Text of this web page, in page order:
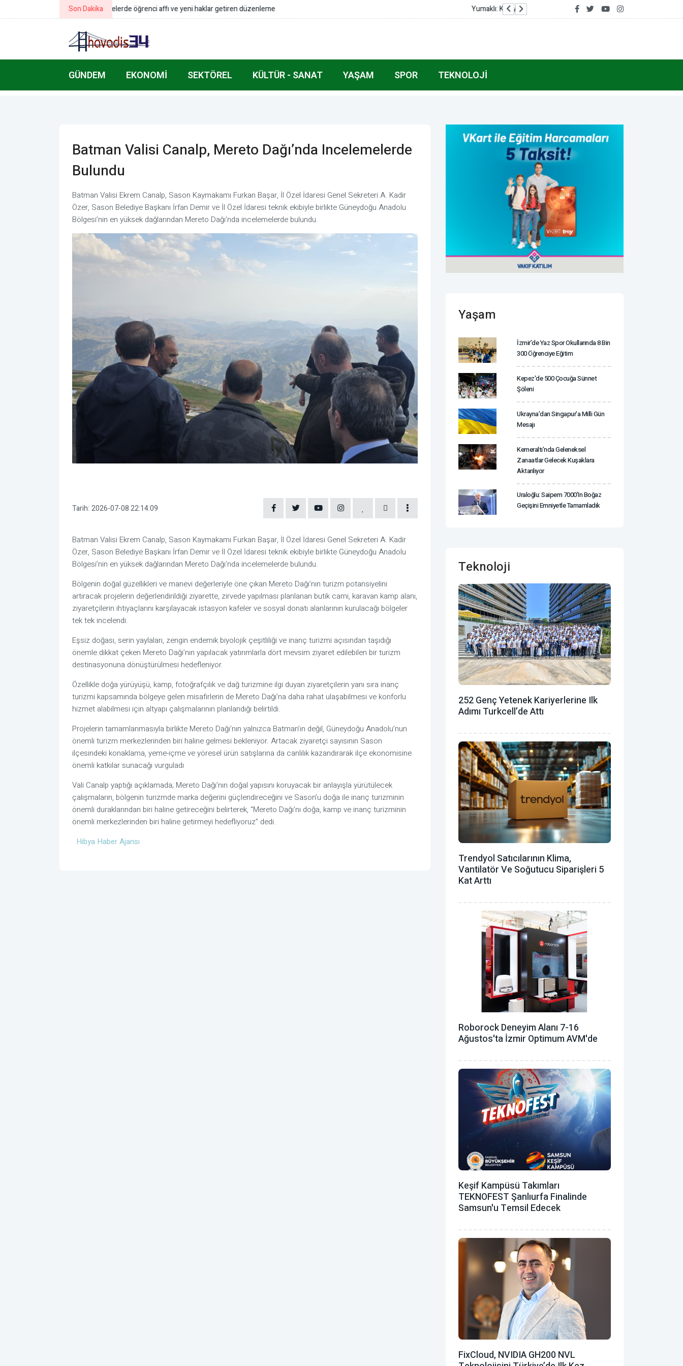
Son Dakika Yumaklı: Kelaynakların popülasyonunu güçlü bir şekilde güvence altına alıyoruz Avcılar’da makine arızası yapan tekne kurtarıldı
GÜNDEM EKONOMI SEKTÖREL KÜLTÜR - SANAT YAŞAM SPOR TEKNOLOJI
Batman Valisi Canalp, Mereto Dağı’nda Incelemelerde
Bulundu
Batman Valisi Ekrem Canalp, Sason Kaymakamı Furkan Başar, İl Özel İdaresi Genel Sekreteri A. Kadir
Özer, Sason Belediye Başkanı İrfan Demir ve İl Özel İdaresi teknik ekibiyle birlikte Güneydoğu Anadolu
Bölgesi’nin en yüksek dağlarından Mereto Dağı’nda incelemelerde bulundu.
Tarih: 2026-07-08 22:14:09
Batman Valisi Ekrem Canalp, Sason Kaymakamı Furkan Başar, İl Özel İdaresi Genel Sekreteri A. Kadir
Özer, Sason Belediye Başkanı İrfan Demir ve İl Özel İdaresi teknik ekibiyle birlikte Güneydoğu Anadolu
Bölgesi’nin en yüksek dağlarından Mereto Dağı’nda incelemelerde bulundu.
Bölgenin doğal güzellikleri ve manevi değerleriyle öne çıkan Mereto Dağı’nın turizm potansiyelini
artıracak projelerin değerlendirildiği ziyarette, zirvede yapılması planlanan butik cami, karavan kamp alanı,
ziyaretçilerin ihtiyaçlarını karşılayacak istasyon kafeler ve sosyal donatı alanlarının kurulacağı bölgeler
tek tek incelendi.
Eşsiz doğası, serin yaylaları, zengin endemik biyolojik çeşitliliği ve inanç turizmi açısından taşıdığı
önemle dikkat çeken Mereto Dağı’nın yapılacak yatırımlarla dört mevsim ziyaret edilebilen bir turizm
destinasyonuna dönüştürülmesi hedefleniyor.
Özellikle doğa yürüyüşü, kamp, fotoğrafçılık ve dağ turizmine ilgi duyan ziyaretçilerin yanı sıra inanç
turizmi kapsamında bölgeye gelen misafirlerin de Mereto Dağı’na daha rahat ulaşabilmesi ve konforlu
hizmet alabilmesi için altyapı çalışmalarının planlandığı belirtildi.
Projelerin tamamlanmasıyla birlikte Mereto Dağı’nın yalnızca Batman’ın değil, Güneydoğu Anadolu’nun
önemli turizm merkezlerinden biri haline gelmesi bekleniyor. Artacak ziyaretçi sayısının Sason
ilçesindeki konaklama, yeme-içme ve yöresel ürün satışlarına da canlılık kazandırarak ilçe ekonomisine
önemli katkılar sunacağı vurguladı
Vali Canalp yaptığı açıklamada; Mereto Dağı’nın doğal yapısını koruyacak bir anlayışla yürütülecek
çalışmaların, bölgenin turizmde marka değerini güçlendireceğini ve Sason’u doğa ile inanç turizminin
önemli duraklarından biri haline getireceğini belirterek, “Mereto Dağı’nı doğa, kamp ve inanç turizminin
önemli merkezlerinden biri haline getirmeyi hedefliyoruz” dedi.
Hibya Haber Ajansı
Yaşam
İzmir’de Yaz Spor Okullarında 8 Bin
300 Öğrenciye Eğitim
Kepez'de 500 Çocuğa Sünnet
Şöleni
Ukrayna’dan Singapur’a Milli Gün
Mesajı
Kemeraltı’nda Geleneksel
Zanaatlar Gelecek Kuşaklara
Aktarılıyor
Uraloğlu: Saipem 7000’in Boğaz
Geçişini Emniyetle Tamamladık
Teknoloji
252 Genç Yetenek Kariyerlerine Ilk
Adımı Turkcell’de Attı
Trendyol Satıcılarının Klima,
Vantilatör ‎ve Soğutucu Siparişleri 5
Kat Arttı
Roborock Deneyim Alanı 7-16
Ağustos'ta İzmir Optimum AVM'de
Keşif Kampüsü Takımları
TEKNOFEST Şanlıurfa Finalinde
Samsun'u Temsil Edecek
FixCloud, NVIDIA GH200 NVL